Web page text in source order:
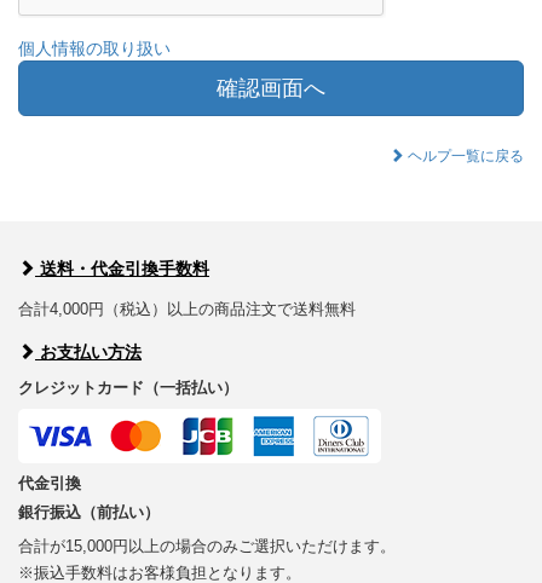
個人情報の取り扱い
確認画面へ
ヘルプ一覧に戻る
送料・代金引換手数料
合計4,000円（税込）以上の商品注文で送料無料
お支払い方法
クレジットカード（一括払い）
代金引換
銀行振込（前払い）
合計が15,000円以上の場合のみご選択いただけます。
※振込手数料はお客様負担となります。